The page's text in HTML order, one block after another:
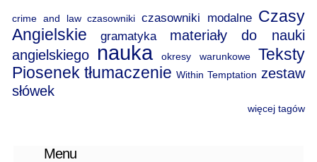
crime and law czasowniki czasowniki modalne Czasy
Angielskie
gramatyka
materiały do nauki
angielskiego
nauka okresy warunkowe
Teksty
Piosenek tłumaczenie Within Temptation zestaw
słówek
więcej tagów
Menu